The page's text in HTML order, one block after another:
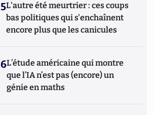
5L'autre été meurtrier : ces coups
bas politiques qui s'enchaînent
encore plus que les canicules
6L’étude américaine qui montre
que l’IA n’est pas (encore) un
génie en maths